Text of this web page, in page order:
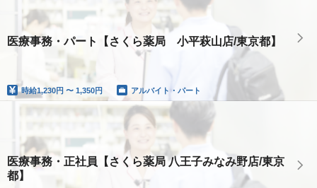
医療事務・パート【さくら薬局 小平萩山店/東京都】
時給1,230円 〜 1,350円 アルバイト・パート
医療事務・正社員【さくら薬局 八王子みなみ野店/東京
都】